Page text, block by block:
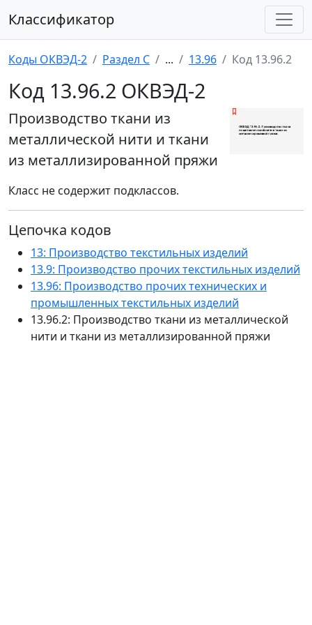
Классификатор
Коды ОКВЭД-2 Раздел C ... 13.96 Код 13.96.2
Код 13.96.2 ОКВЭД-2
Производство ткани из
металлической нити и ткани
из металлизированной пряжи
Класс не содержит подклассов.
Цепочка кодов
13: Производство текстильных изделий
13.9: Производство прочих текстильных изделий
13.96: Производство прочих технических и
промышленных текстильных изделий
13.96.2: Производство ткани из металлической
нити и ткани из металлизированной пряжи